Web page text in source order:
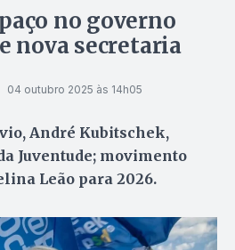
no governo
nova secretaria
04 outubro 2025 às 14h05
André Kubitschek,
Juventude; movimento
Leão para 2026.